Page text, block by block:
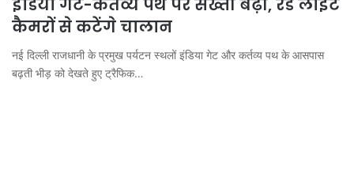
कैमरों से कटेंगे चालान
नई दिल्ली राजधानी के प्रमुख पर्यटन स्थलों इंडिया गेट और कर्तव्य पथ के आसपास
बढ़ती भीड़ को देखते हुए ट्रैफिक…